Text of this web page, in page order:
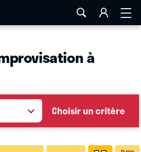
LA ROCHELLE
à
Choisir un critère